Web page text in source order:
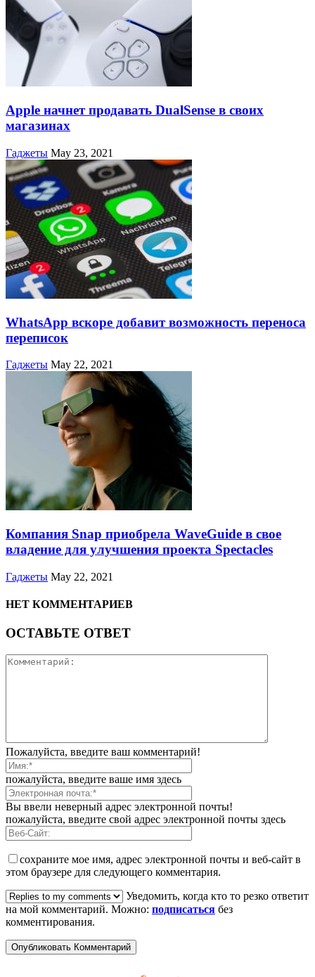
Apple начнет продавать DualSense в своих
магазинах
Гаджеты May 23, 2021
WhatsApp вскоре добавит возможность переноса
переписок
Гаджеты May 22, 2021
Компания Snap приобрела WaveGuide в свое
владение для улучшения проекта Spectacles
Гаджеты May 22, 2021
НЕТ КОММЕНТАРИЕВ
ОСТАВЬТЕ ОТВЕТ
Пожалуйста, введите ваш комментарий!
пожалуйста, введите ваше имя здесь
Вы ввели неверный адрес электронной почты!
пожалуйста, введите свой адрес электронной почты здесь
сохраните мое имя, адрес электронной почты и веб-сайт в
этом браузере для следующего комментария.
Уведомить, когда кто то резко ответит
на мой комментарий. Можно: подписаться без
комментирования.